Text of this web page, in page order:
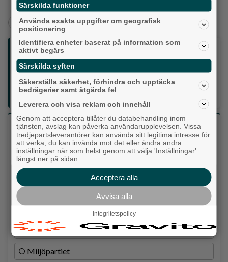
Alingsås + Nyheter + Aktuellt Barn- och unga
Följ oss på sociala medier:
Din enda lokaltidning som kommer på papper och är helt
GRATIS!
Lokalpressen, på webben, i brevlådan och sociala medier.
Vilket parti skulle du rösta på om det var val
idag?
Socialdemokraterna
Moderaterna
Vänsterpartiet
Sverigedemokraterna
Miljöpartiet
Särskilda funktioner
Använda exakta uppgifter om geografisk
positionering
Identifiera enheter baserat på information som
aktivt begärs
Särskilda syften
Säkerställa säkerhet, förhindra och upptäcka
bedrägerier samt åtgärda fel
Leverera och visa reklam och innehåll
Genom att acceptera tillåter du databehandling inom
tjänsten, avslag kan påverka användarupplevelsen. Vissa
tredjepartsleverantörer kan använda sitt legitima intresse för
att verka, du kan invända mot det eller ändra andra
inställningar när som helst genom att välja 'Inställningar'
längst ner på sidan.
Acceptera alla
Avvisa alla
Integritetspolicy